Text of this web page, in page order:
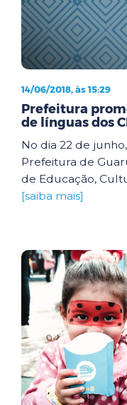
14/06/2018, às 15:29
Prefeitura
de línguas dos
No dia 22 de
Prefeitura de
de Educação,
[saiba mais]